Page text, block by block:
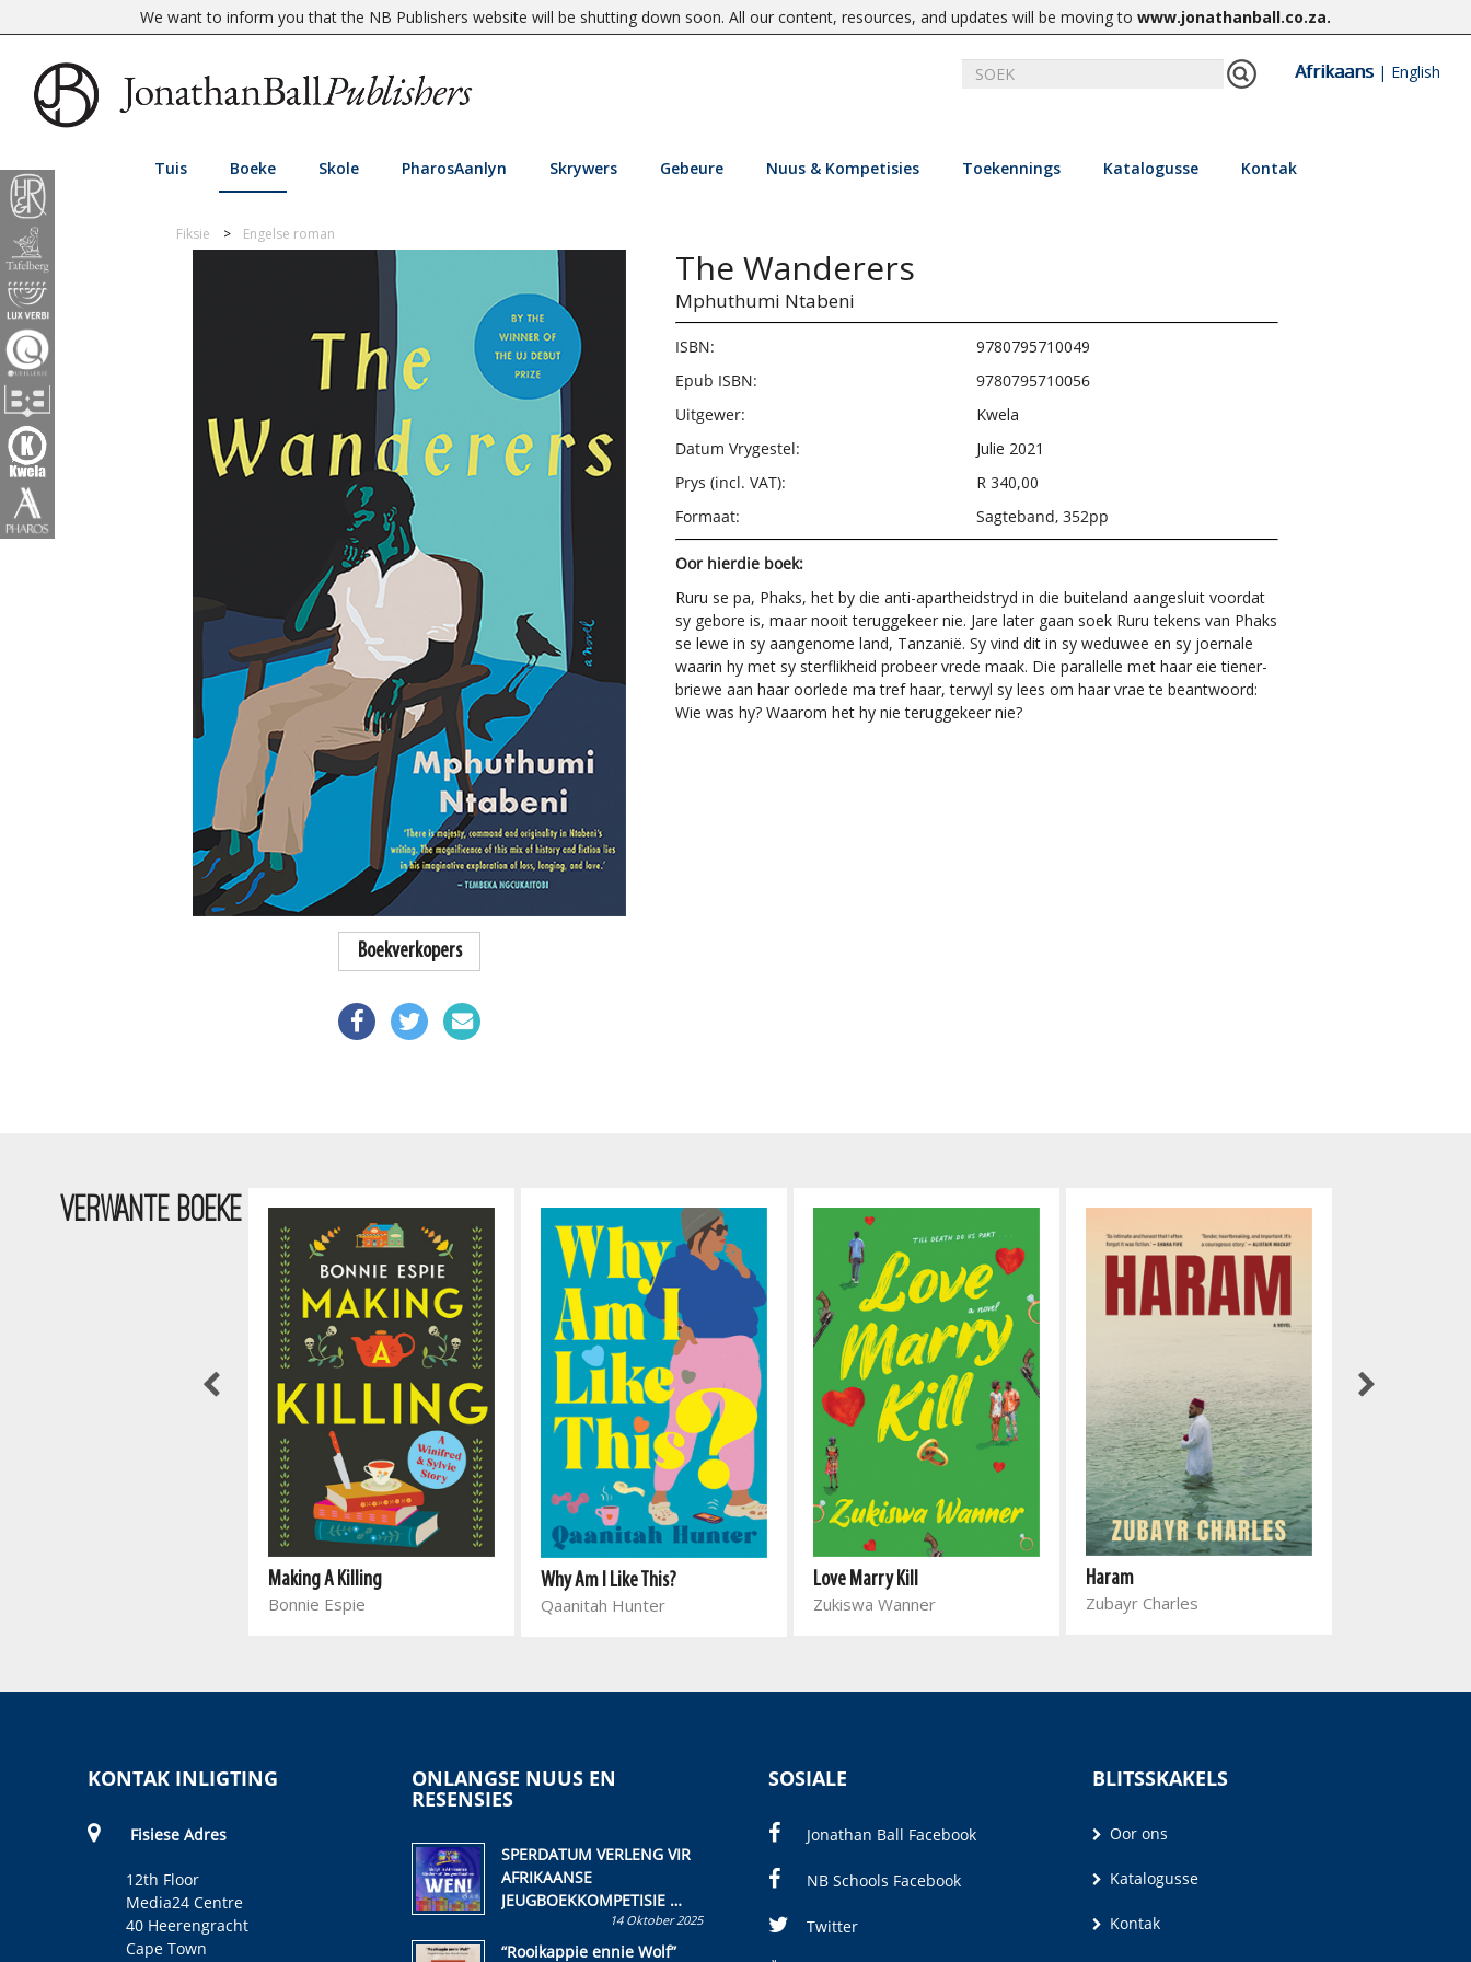
We want to inform you that the NB Publishers website will be shutting down soon. All our content, resources, and updates will be moving to www.jonathanball.co.za.
Afrikaans| English
Tuis Boeke Skole PharosAanlyn Skrywers Gebeure Nuus & Kompetisies Toekennings Katalogusse Kontak
Fiksie Engelse roman
Boekverkopers
The Wanderers
Mphuthumi Ntabeni
ISBN:
9780795710049
Epub ISBN:
9780795710056
Uitgewer:
Kwela
Datum Vrygestel:
Julie 2021
Prys (incl. VAT):
R 340,00
Formaat:
Sagteband, 352pp
Oor hierdie boek:
Ruru se pa, Phaks, het by die anti-apartheidstryd in die buiteland aangesluit voordat
sy gebore is, maar nooit teruggekeer nie. Jare later gaan soek Ruru tekens van Phaks
se lewe in sy aangenome land, Tanzanië. Sy vind dit in sy weduwee en sy joernale
waarin hy met sy sterflikheid probeer vrede maak. Die parallelle met haar eie tiener-
briewe aan haar oorlede ma tref haar, terwyl sy lees om haar vrae te beantwoord:
Wie was hy? Waarom het hy nie teruggekeer nie?
VERWANTE BOEKE
Making A Killing
Bonnie Espie
Why Am I Like This?
Qaanitah Hunter
Love Marry Kill
Zukiswa Wanner
Haram
Zubayr Charles
KONTAK INLIGTING
Fisiese Adres
12th Floor
Media24 Centre
40 Heerengracht
Cape Town
ONLANGSE NUUS EN
RESENSIES
SPERDATUM VERLENG VIR
AFRIKAANSE
JEUGBOEKKOMPETISIE
Skryf ’n jeugboek of
kinderboek en staan ’n
14 Oktober 2025
“Rooikappie ennie Wolf”
SOSIALE
Jonathan Ball Facebook
NB Schools Facebook
Twitter
BLITSSKAKELS
Oor ons
Katalogusse
Kontak